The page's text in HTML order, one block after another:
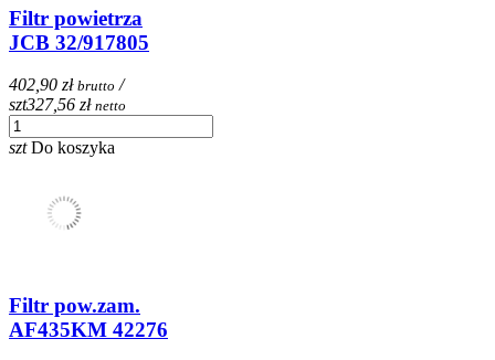
Filtr powietrza
JCB 32/917805
402,90 zł brutto /
szt327,56 zł netto
szt Do koszyka
Filtr pow.zam.
AF435KM 42276